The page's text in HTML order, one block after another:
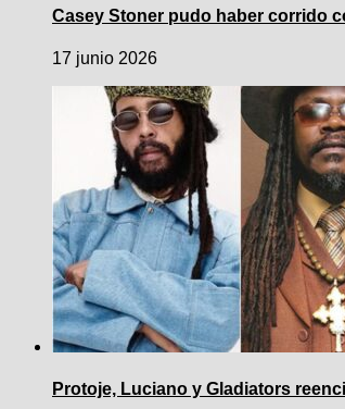
Casey Stoner pudo haber corrido
17 junio 2026
Protoje, Luciano y Gladiators